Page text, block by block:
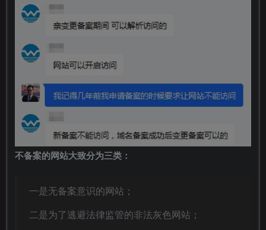
不备案的网站大致分为三类：
一是无备案意识的网站；
二是为了逃避法律监管的非法灰色网站；